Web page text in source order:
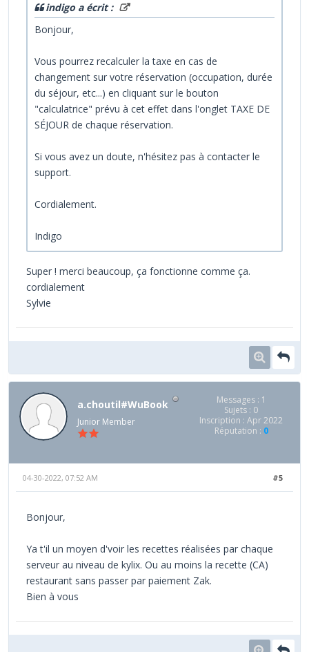
indigo a écrit :
Bonjour,
Vous pourrez recalculer la taxe en cas de
changement sur votre réservation (occupation, durée
du séjour, etc...) en cliquant sur le bouton
"calculatrice" prévu à cet effet dans l'onglet TAXE DE
SÉJOUR de chaque réservation.
Si vous avez un doute, n'hésitez pas à contacter le
support.
Cordialement.
Indigo
Super ! merci beaucoup, ça fonctionne comme ça.
cordialement
Sylvie
a.choutil#WuBook
Junior Member
Messages : 1
Sujets : 0
Inscription : Apr 2022
Réputation : 0
#5
04-30-2022, 07:52 AM
Bonjour,
Ya t'il un moyen d'voir les recettes réalisées par chaque
serveur au niveau de kylix. Ou au moins la recette (CA)
restaurant sans passer par paiement Zak.
Bien à vous